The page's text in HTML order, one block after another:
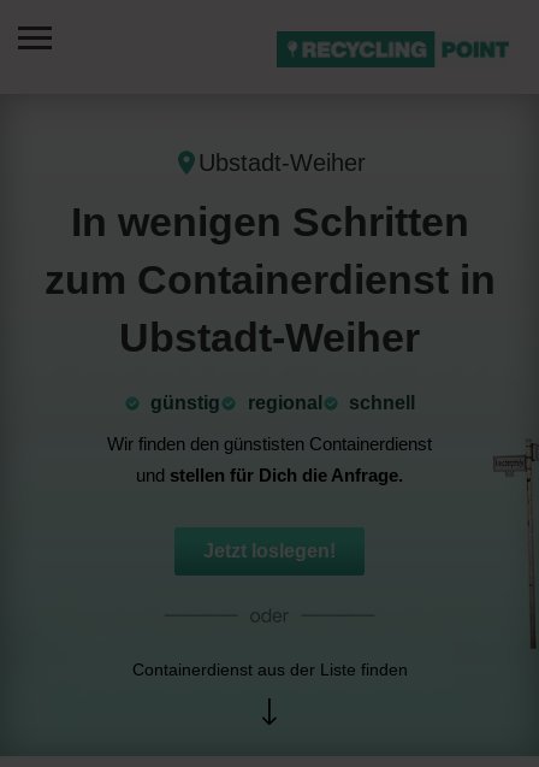
Ubstadt-Weiher
In wenigen Schritten
zum Containerdienst in
Ubstadt-Weiher
günstig ⁠regional
schnell
Wir finden den günstisten Containerdienst
und stellen für Dich die Anfrage.
Jetzt loslegen!
Containerdienst aus der Liste finden